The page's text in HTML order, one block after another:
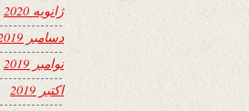
ژانویه 2020
دسامبر 2019
نوامبر 2019
اکتبر 2019